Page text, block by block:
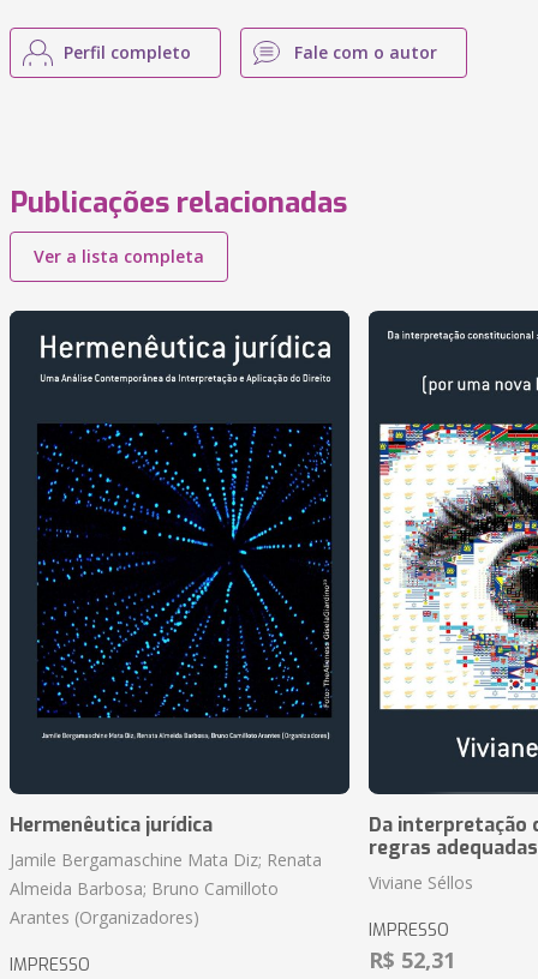
Perfil completo Fale com o autor
Publicações relacionadas
Ver a lista completa
Hermenêutica jurídica
Jamile Bergamaschine Mata Diz; Renata
Almeida Barbosa; Bruno Camilloto
Arantes (Organizadores)
IMPRESSO
Da interpretação
regras
Viviane Séllos
IMPRESSO
R$ 52,31